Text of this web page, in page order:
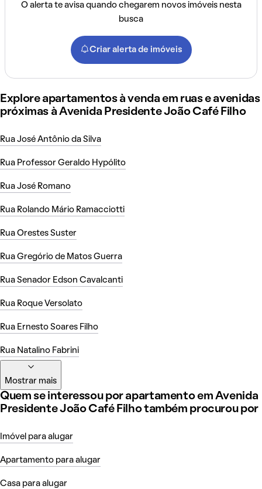
O alerta te avisa quando chegarem novos imóveis nesta
busca
Criar alerta de imóveis
Explore apartamentos à venda em ruas e avenidas
próximas à Avenida Presidente João Café Filho
Rua José Antônio da Silva
Rua Professor Geraldo Hypólito
Rua José Romano
Rua Rolando Mário Ramacciotti
Rua Orestes Suster
Rua Gregório de Matos Guerra
Rua Senador Edson Cavalcanti
Rua Roque Versolato
Rua Ernesto Soares Filho
Rua Natalino Fabrini
Mostrar mais
Quem se interessou por apartamento em Avenida
Presidente João Café Filho também procurou por
Imóvel para alugar
Apartamento para alugar
Casa para alugar